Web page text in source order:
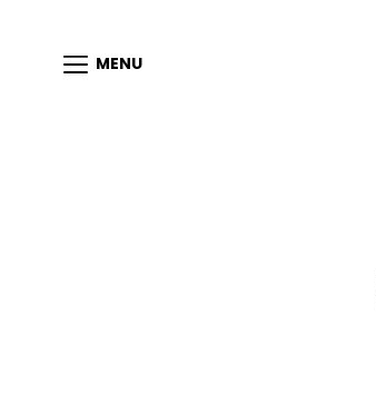
MENU